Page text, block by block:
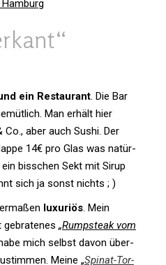
ein Restau­rant. Die Bar
Man erhält hier
aber auch Sushi. Der
14€ pro Glas was natür­
biss­chen Sekt mit Sirup
sich ja sonst nichts ; )
luxu­riös. Mein
gebra­tenes „Rump­steak vom
mich selbst davon über­
Meine „Spinat-Tor­